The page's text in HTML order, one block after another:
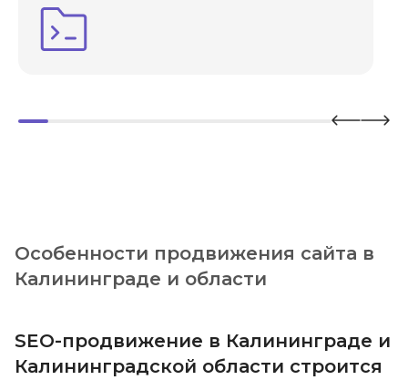
Особенности продвижения сайта в
Калининграде и области
SEO-продвижение в Калининграде и
Калининградской области строится